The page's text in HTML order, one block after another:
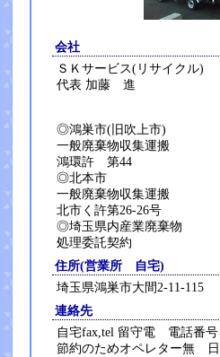
会社
ＳＫサービス(リサイク
代表 加藤 進
◎鴻巣市(旧吹上市)
一般廃棄物収集運搬
鴻環許 第44
◎北本市
一般廃棄物収集運搬
北市く許第26-26号
◎埼玉県内産業廃棄物
処理委託契約
住所(営業所 自宅)
埼玉県鴻巣市大間2-11-115
連絡先
自宅fax,tel 留守電 電話番
節約のためオペレター無 日